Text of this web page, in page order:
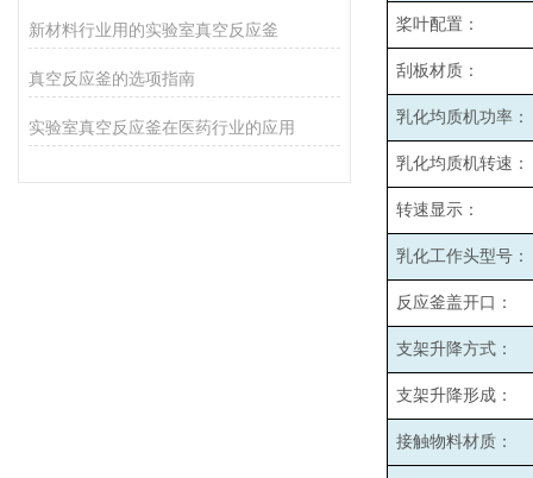
新材料行业用的实验室真空反应釜
真空反应釜的选项指南
实验室真空反应釜在医药行业的应用
桨叶配置：
刮板材质：
乳化均质机功率：
乳化均质机转速：
转速显示：
乳化工作头型号：
反应釜盖开口：
支架升降方式：
支架升降形成：
接触物料材质：